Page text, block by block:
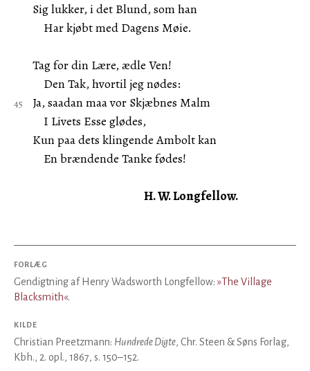
Sig lukker, i det Blund, som han
Har kjøbt med Dagens Møie.
Tag for din Lære, ædle Ven!
Den Tak, hvortil jeg nødes:
Ja, saadan maa vor Skjæbnes Malm
I Livets Esse glødes,
Kun paa dets klingende Ambolt kan
En brændende Tanke fødes!
H. W. Longfellow.
FORLÆG
Gendigtning af Henry Wadsworth Longfellow: »The Village
Blacksmith«.
KILDE
Christian Preetzmann: Hundrede Digte, Chr. Steen & Søns Forlag,
Kbh., 2. opl., 1867, s. 150–152.